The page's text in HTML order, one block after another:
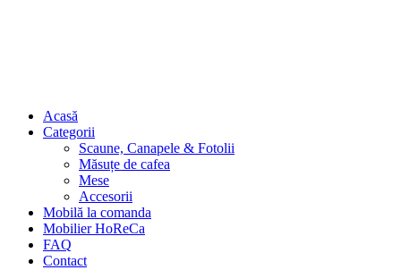
Acasă
Categorii
Scaune, Canapele & Fotolii
Măsuțe de cafea
Mese
Accesorii
Mobilă la comanda
Mobilier HoReCa
FAQ
Contact